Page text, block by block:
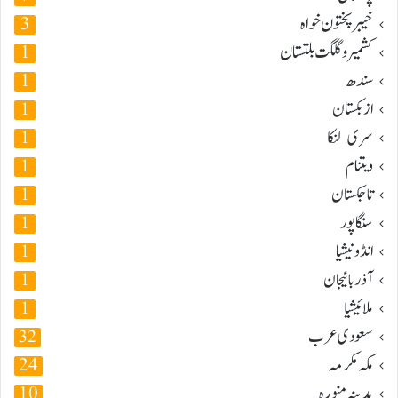
خیبر پختون خواہ 3
کشمیر و گلگت بلتستان 1
سندھ 1
ازبکستان 1
سری لنکا 1
ویتنام 1
تاجکستان 1
سنگاپور 1
انڈونیشیا 1
آذربائیجان 1
ملائیشیا 1
سعودی عرب 32
مکہ مکرمہ 24